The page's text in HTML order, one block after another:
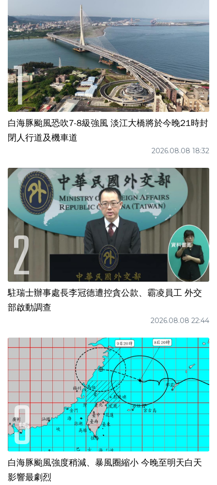
白海豚颱風恐吹7-8級強風 淡江大橋將於今晚21時封
閉人行道及機車道
2026.08.08 18:32
駐瑞士辦事處長李冠德遭控貪公款、霸凌員工 外交
部啟動調查
2026.08.08 22:44
白海豚颱風強度稍減、暴風圈縮小 今晚至明天白天
影響最劇烈